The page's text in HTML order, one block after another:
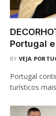
Portugal
BY VEJA
Portugal
turísticos